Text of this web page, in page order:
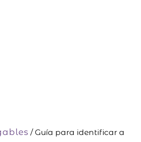
/ Guía para identificar a